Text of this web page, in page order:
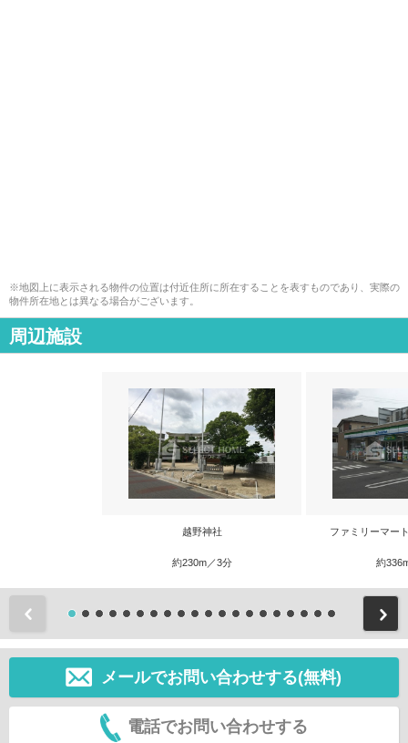
※地図上に表示される物件の位置は付近住所に所在することを表すものであり、実際の
物件所在地とは異なる場合がございます。
周辺施設
越野神社
約230m／3分
ファミリーマー
約
メールでお問い合わせする(無料)
電話でお問い合わせする